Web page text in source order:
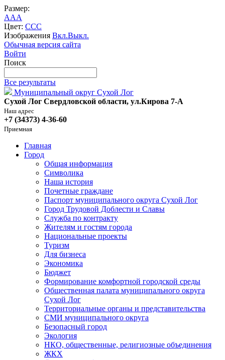
Размер:
AAA
Цвет: CCC
Изображения Вкл.Выкл.
Обычная версия сайта
Войти
Поиск
Все результаты
Муниципальный округ Сухой Лог
Сухой Лог Свердловской области, ул.Кирова 7-А
Наш адрес
+7 (34373) 4-36-60
Приемная
Главная
Город
Общая информация
Символика
Наша история
Почетные граждане
Паспорт муниципального округа Сухой Лог
Город Трудовой Доблести и Славы
Служба по контракту
Жителям и гостям города
Национальные проекты
Туризм
Для бизнеса
Экономика
Бюджет
Формирование комфортной городской среды
Общественная палата муниципального округа
Сухой Лог
Территориальные органы и представительства
СМИ муниципального округа
Безопасный город
Экология
НКО, общественные, религиозные объединения
ЖКХ